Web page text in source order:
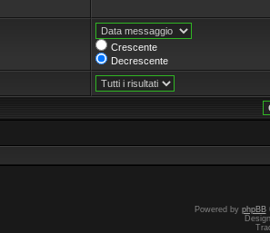
Crescente
Decrescente
Powered by phpBB